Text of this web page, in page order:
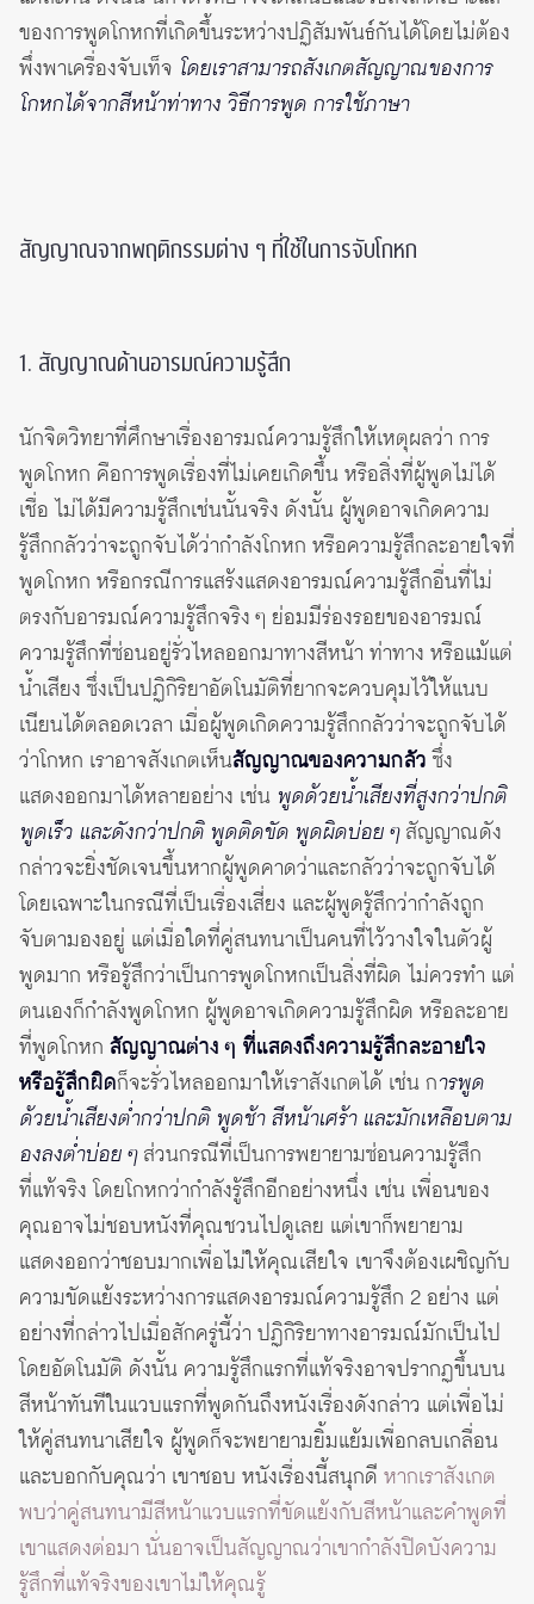
ของการพูดโกหกที่เกิดขึ้นระหว่างปฏิสัมพันธ์กันได้โดยไม่ต้อง
พึ่งพาเครื่องจับเท็จ โดยเราสามารถสังเกตสัญญาณของการ
โกหกได้จากสีหน้าท่าทาง วิธีการพูด การใช้ภาษา
สัญญาณจากพฤติกรรมต่าง ๆ ที่ใช้ในการจับโกหก
1. สัญญาณด้านอารมณ์ความรู้สึก
นักจิตวิทยาที่ศึกษาเรื่องอารมณ์ความรู้สึกให้เหตุผลว่า การ
พูดโกหก คือการพูดเรื่องที่ไม่เคยเกิดขึ้น หรือสิ่งที่ผู้พูดไม่ได้
เชื่อ ไม่ได้มีความรู้สึกเช่นนั้นจริง ดังนั้น ผู้พูดอาจเกิดความ
รู้สึกกลัวว่าจะถูกจับได้ว่ากำลังโกหก หรือความรู้สึกละอายใจที่
พูดโกหก หรือกรณีการแสร้งแสดงอารมณ์ความรู้สึกอื่นที่ไม่
ตรงกับอารมณ์ความรู้สึกจริง ๆ ย่อมมีร่องรอยของอารมณ์
ความรู้สึกที่ซ่อนอยู่รั่วไหลออกมาทางสีหน้า ท่าทาง หรือแม้แต่
น้ำเสียง ซึ่งเป็นปฏิกิริยาอัตโนมัติที่ยากจะควบคุมไว้ให้แนบ
เนียนได้ตลอดเวลา เมื่อผู้พูดเกิดความรู้สึกกลัวว่าจะถูกจับได้
ว่าโกหก เราอาจสังเกตเห็นสัญญาณของความกลัวซึ่ง
แสดงออกมาได้หลายอย่าง เช่น พูดด้วยน้ำเสียงที่สูงกว่าปกติ
พูดเร็ว และดังกว่าปกติ พูดติดขัด พูดผิดบ่อย ๆสัญญาณดัง
กล่าวจะยิ่งชัดเจนขึ้นหากผู้พูดคาดว่าและกลัวว่าจะถูกจับได้
โดยเฉพาะในกรณีที่เป็นเรื่องเสี่ยง และผู้พูดรู้สึกว่ากำลังถูก
จับตามองอยู่ แต่เมื่อใดที่คู่สนทนาเป็นคนที่ไว้วางใจในตัวผู้
พูดมาก หรือรู้สึกว่าเป็นการพูดโกหกเป็นสิ่งที่ผิด ไม่ควรทำ แต่
ตนเองก็กำลังพูดโกหก ผู้พูดอาจเกิดความรู้สึกผิด หรือละอาย
ที่พูดโกหก สัญญาณต่าง ๆ ที่แสดงถึงความรู้สึกละอายใจ
หรือรู้สึกผิดก็จะรั่วไหลออกมาให้เราสังเกตได้ เช่น การพูด
ด้วยน้ำเสียงต่ำกว่าปกติ พูดช้า สีหน้าเศร้า และมักเหลือบตาม
องลงต่ำบ่อย ๆส่วนกรณีที่เป็นการพยายามซ่อนความรู้สึก
ที่แท้จริง โดยโกหกว่ากำลังรู้สึกอีกอย่างหนึ่ง เช่น เพื่อนของ
คุณอาจไม่ชอบหนังที่คุณชวนไปดูเลย แต่เขาก็พยายาม
แสดงออกว่าชอบมากเพื่อไม่ให้คุณเสียใจ เขาจึงต้องเผชิญกับ
ความขัดแย้งระหว่างการแสดงอารมณ์ความรู้สึก 2 อย่าง แต่
อย่างที่กล่าวไปเมื่อสักครู่นี้ว่า ปฏิกิริยาทางอารมณ์มักเป็นไป
โดยอัตโนมัติ ดังนั้น ความรู้สึกแรกที่แท้จริงอาจปรากฏขึ้นบน
สีหน้าทันทีในแวบแรกที่พูดกันถึงหนังเรื่องดังกล่าว แต่เพื่อไม่
ให้คู่สนทนาเสียใจ ผู้พูดก็จะพยายามยิ้มแย้มเพื่อกลบเกลื่อน
และบอกกับคุณว่า เขาชอบ หนังเรื่องนี้สนุกดี หากเราสังเกต
พบว่าคู่สนทนามีสีหน้าแวบแรกที่ขัดแย้งกับสีหน้าและคำพูดที่
เขาแสดงต่อมา นั่นอาจเป็นสัญญาณว่าเขากำลังปิดบังความ
รู้สึกที่แท้จริงของเขาไม่ให้คุณรู้